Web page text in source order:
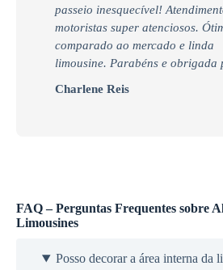
passeio inesquecível!
motoristas super atenciosos.
comparado ao mercado e linda
limousine. Parabéns e obrigada
Charlene Reis
FAQ – Perguntas Frequentes sobre
Limousines
Posso decorar a área interna da